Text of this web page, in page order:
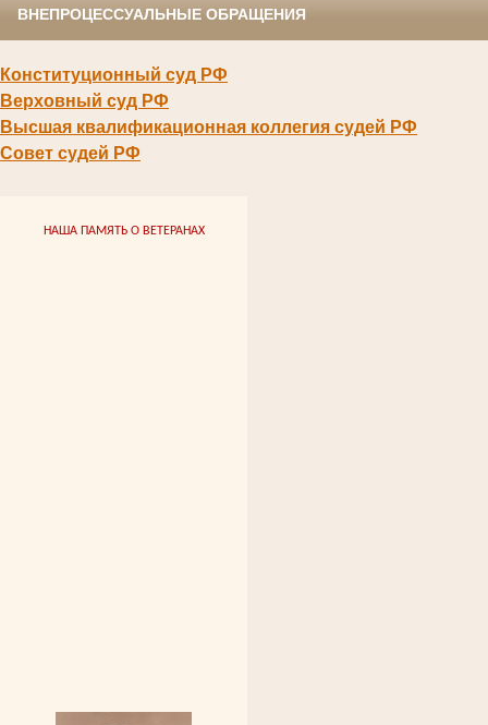
ВНЕПРОЦЕССУАЛЬНЫЕ ОБРАЩЕНИЯ
Конституционный суд РФ
Верховный суд РФ
Высшая квалификационная коллегия судей РФ
Совет судей РФ
НАША ПАМЯТЬ О ВЕТЕРАНАХ